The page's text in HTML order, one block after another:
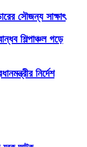
সৌজন্য সাক্ষাৎ
শিল্পাঞ্চল গড়ে
নির্দেশ